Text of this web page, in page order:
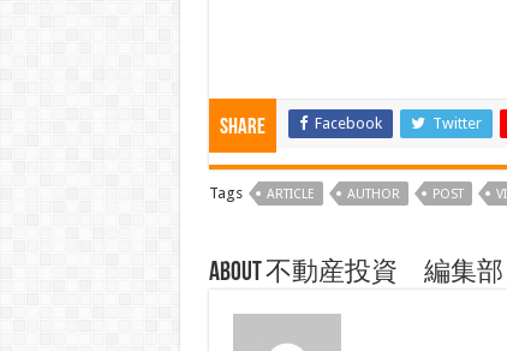
Share Facebook Twitter
Tags ARTICLE AUTHOR POST
About 不動産投資 編集部